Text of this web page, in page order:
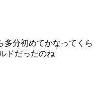
多分初めてかなってくら
ドだったのね